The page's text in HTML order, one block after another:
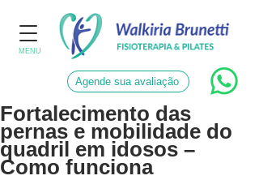
MENU
Agende sua avaliação
Fortalecimento das
pernas e mobilidade do
quadril em idosos –
Como funciona